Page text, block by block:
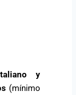
y
(mínimo